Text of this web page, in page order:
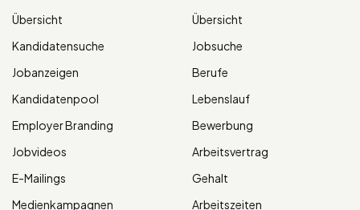
Übersicht
Kandidatensuche
Jobanzeigen
Kandidatenpool
Employer Branding
Jobvideos
E-Mailings
Medienkampagnen
Übersicht
Jobsuche
Berufe
Lebenslauf
Bewerbung
Arbeitsvertrag
Gehalt
Arbeitszeiten